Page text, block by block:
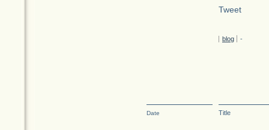
Tweet
blog -
Date Title